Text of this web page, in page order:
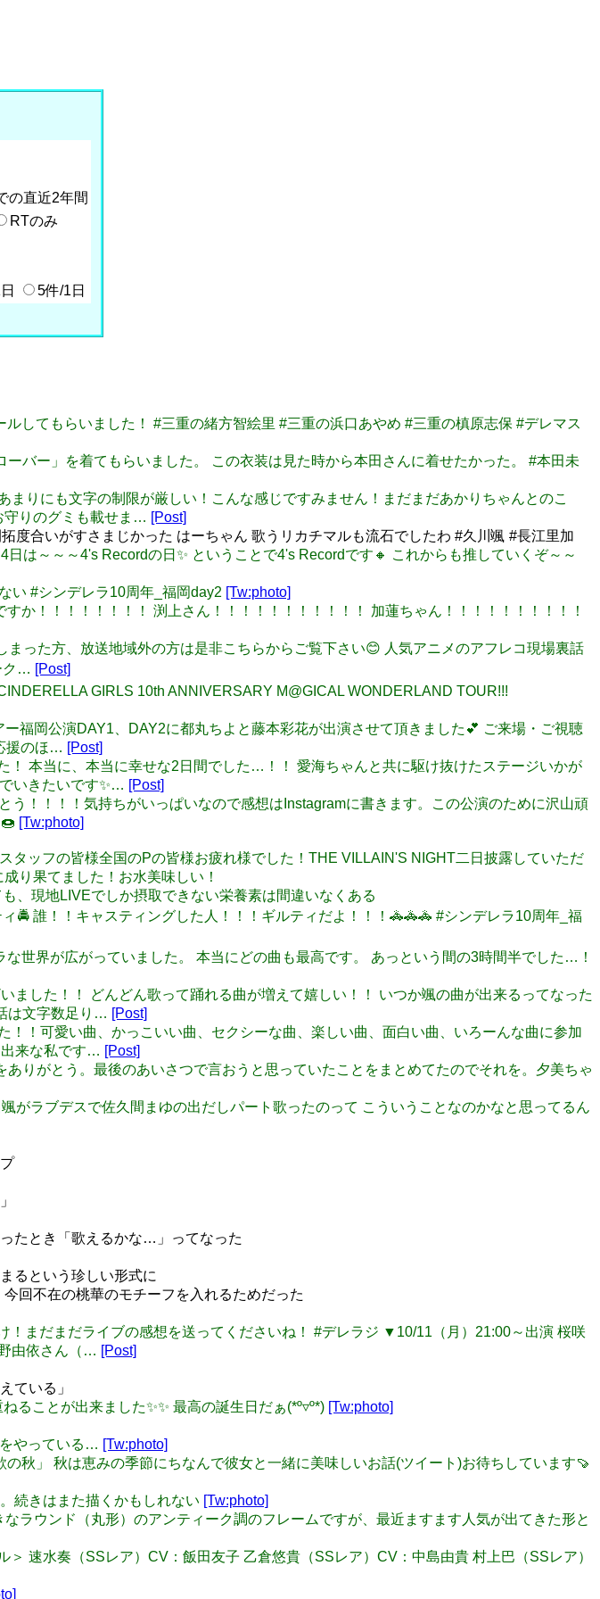
の直近2年間
RTのみ
5件/1日
してもらいました！ #三重の緒方智絵里 #三重の浜口あやめ #三重の槙原志保 #デレマス
バー」を着てもらいました。 この衣装は見た時から本田さんに着せたかった。 #本田未
りにも文字の制限が厳しい！こんな感じですみません！まだまだあかりちゃんとのこ
守りのグミも載せま… [Post]
度合いがすさまじかった はーちゃん 歌うリカチマルも流石でしたわ #久川颯 #長江里加
は～～～4's Recordの日✨ ということで4's Recordです🔸 これからも推していくぞ～～
い #シンデレラ10周年_福岡day2 [Tw:photo]
か！！！！！！！！ 渕上さん！！！！！！！！！！！ 加蓮ちゃん！！！！！！！！！！
った方、放送地域外の方は是非こちらからご覧下さい😊 人気アニメのアフレコ現場裏話
ク… [Post]
GIRLS 10th ANNIVERSARY M@GICAL WONDERLAND TOUR!!!
福岡公演DAY1、DAY2に都丸ちよと藤本彩花が出演させて頂きました💕 ご来場・ご視聴
援のほ… [Post]
！ 本当に、本当に幸せな2日間でした…！！ 愛海ちゃんと共に駆け抜けたステージいかが
いきたいです✨… [Post]
う！！！！気持ちがいっぱいなので感想はInstagramに書きます。この公演のために沢山頑
[Tw:photo]
タッフの皆様全国のPの皆様お疲れ様でした！THE VILLAIN'S NIGHT二日披露していただ
り果てました！お水美味しい！
、現地LIVEでしか摂取できない栄養素は間違いなくある
🚔 誰！！キャスティングした人！！！ギルティだよ！！！🚓🚓🚓 #シンデレラ10周年_福
世界が広がっていました。 本当にどの曲も最高です。 あっという間の3時間半でした…！
ました！！ どんどん歌って踊れる曲が増えて嬉しい！！ いつか颯の曲が出来るってなった
は文字数足り… [Post]
！可愛い曲、かっこいい曲、セクシーな曲、楽しい曲、面白い曲、いろーんな曲に参加
出来な私です… [Post]
りがとう。最後のあいさつで言おうと思っていたことをまとめてたのでそれを。夕美ちゃ
がラブデスで佐久間まゆの出だしパート歌ったのって こういうことなのかなと思ってるん
たとき「歌えるかな…」ってなった
るという珍しい形式に
回不在の桃華のモチーフを入れるためだった
！まだまだライブの感想を送ってくださいね！ #デレラジ ▼10/11（月）21:00～出演 桜咲
由依さん（… [Post]
ている」
ることが出来ました✨✨ 最高の誕生日だぁ(*º▿º*) [Tw:photo]
やっている… [Tw:photo]
秋」 秋は恵みの季節にちなんで彼女と一緒に美味しいお話(ツイート)お待ちしています🍠
続きはまた描くかもしれない [Tw:photo]
ラウンド（丸形）のアンティーク調のフレームですが、最近ますます人気が出てきた形と
速水奏（SSレア）CV：飯田友子 乙倉悠貴（SSレア）CV：中島由貴 村上巴（SSレア）